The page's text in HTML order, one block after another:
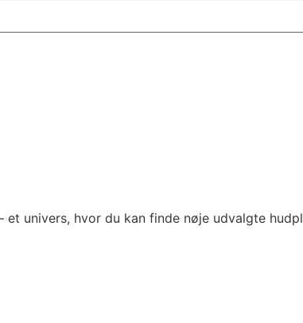
univers, hvor du kan finde nøje udvalgte